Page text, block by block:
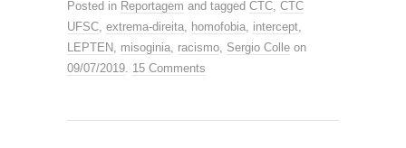
Posted in Reportagem and tagged CTC, CTC
UFSC, extrema-direita, homofobia, intercept,
LEPTEN, misoginia, racismo, Sergio Colle on
09/07/2019. 15 Comments